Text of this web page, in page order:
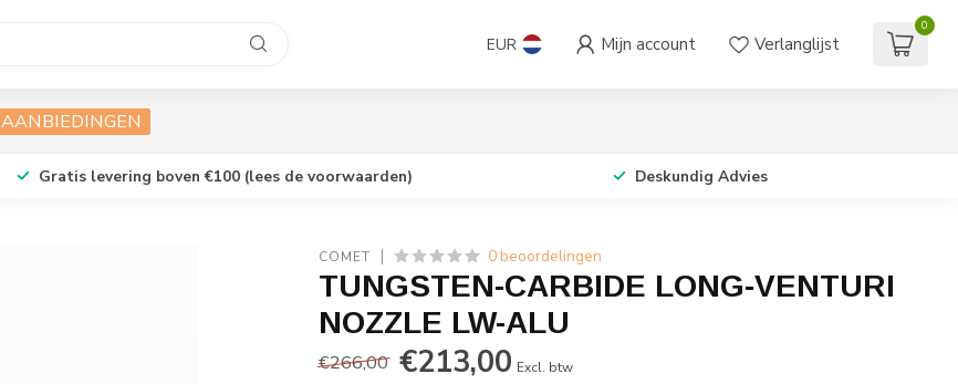
EUR Mijn account Verlanglijst
0
AANBIEDINGEN
Gratis levering boven €100 (lees de voorwaarden) Deskundig Advies
COMET 0 beoordelingen
TUNGSTEN-CARBIDE LONG-VENTURI
NOZZLE LW-ALU
€266,00 €213,00 Excl. btw